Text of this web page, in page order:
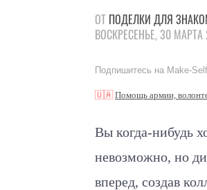
ОТ ПОДЕЛКИ ДЛЯ
ВОСКРЕСЕНЬЕ, 30 МАРТА
Подпишитесь на Make-
🇺🇦Помощь армии,
Вы когда-нибудь
невозможно, но
вперед, создав